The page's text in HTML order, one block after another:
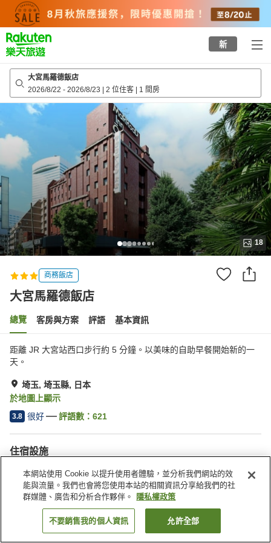
top
page
新
大宮馬羅德飯店
2026/8/22 - 2026/8/23 | 2 位住客 | 1 間房
18
商務飯店
大宮馬羅德飯店
總覽 客房與方案 評語 基本資訊
距離 JR 大宮站西口步行約 5 分鐘。以美味的自助早餐開始新的一
天。
埼玉, 埼玉縣, 日本
於地圖上顯示
3.8 很好 評語數： 621
住宿設施
停車場
餐廳
自動販賣機
會議室
找客房
本網站使用 Cookie 以提升使用者體驗，並分析我們網站的效
能與流量。我們也會將您使用本站的相關資訊分享給我們的社
群媒體、廣告和分析合作夥伴。
隱私權政策
不要銷售我的個人資訊 允許全部